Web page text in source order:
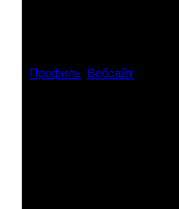
Профиль Вебсайт